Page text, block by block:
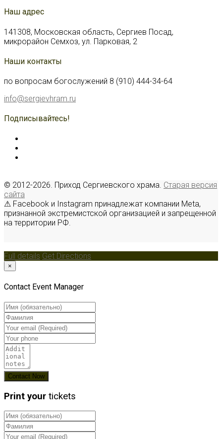
Наш адрес
141308, Московская область, Сергиев Посад,
микрорайон Семхоз, ул. Парковая, 2
Наши контакты
по вопросам богослужений 8 (910) 444-34-64
info@sergievhram.ru
Подписывайтесь!
© 2012-2026. Приход Сергиевского храма. Старая версия
сайта
⚠ Facebook и Instagram принадлежат компании Meta,
признанной экстремистской организацией и запрещенной
на территории РФ.
Full details Get Directions
×
Contact Event Manager
Print your tickets